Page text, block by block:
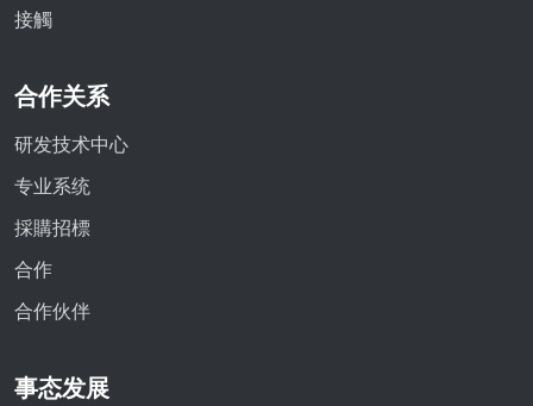
接觸
合作关系
研发技术中心
专业系统
採購招標
合作
合作伙伴
事态发展